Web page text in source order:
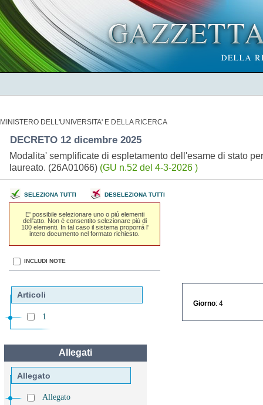
MINISTERO DELL'UNIVERSITA' E DELLA RICERCA
DECRETO 12 dicembre 2025
Modalita' semplificate di espletamento dell'esame di stato
laureato. (26A01066) (GU n.52 del 4-3-2026 )
SELEZIONA TUTTI DESELEZIONA TUTTI
E' possibile selezionare uno o piú elementi
dell'atto. Non é consentito selezionare piú di
100 elementi. In tal caso il sistema proporrá l'
intero documento nel formato richiesto.
INCLUDI NOTE
Articoli
1
Allegati
Allegato
Allegato
Giorno : 4